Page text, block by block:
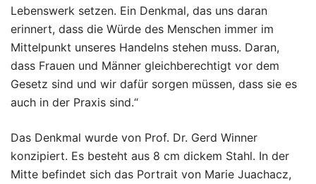
Lebenswerk setzen. Ein Denkmal, das uns daran
erinnert, dass die Würde des Menschen immer im
Mittelpunkt unseres Handelns stehen muss. Daran,
dass Frauen und Männer gleichberechtigt vor dem
Gesetz sind und wir dafür sorgen müssen, dass sie es
auch in der Praxis sind.“
Das Denkmal wurde von Prof. Dr. Gerd Winner
konzipiert. Es besteht aus 8 cm dickem Stahl. In der
Mitte befindet sich das Portrait von Marie Juachacz,